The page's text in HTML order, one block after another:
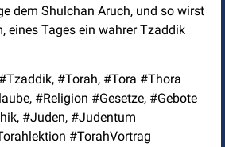
dem Shulchan Aruch, und so wirst
eines Tages ein wahrer Tzaddik
#Torah, #Tora #Thora
#Religion #Gesetze, #Gebote
#Juden, #Judentum
#TorahVortrag